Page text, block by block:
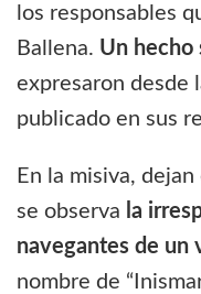
los responsables
Ballena. Un hecho
expresaron desde
publicado en sus
En la misiva,
se observa la
navegantes de un
nombre de